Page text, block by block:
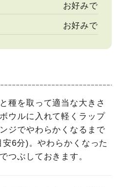
お好みで
お好みで
種を取って適当な大きさ
ウルに入れて軽くラップ
ジでやわらかくなるまで
6分)。やわらかくなった
つぶしておきます。